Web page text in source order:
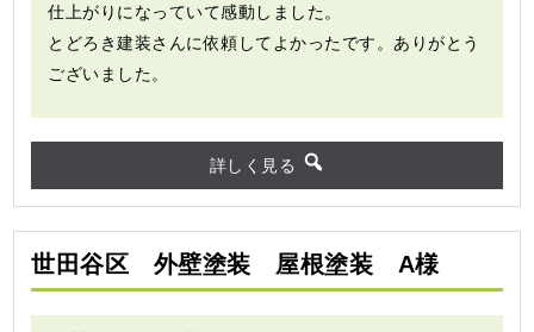
仕上がりになっていて感動しました。
とどろき建装さんに依頼してよかったです。ありがとう
ございました。
詳しく見る
世田谷区 外壁塗装 屋根塗装 A様